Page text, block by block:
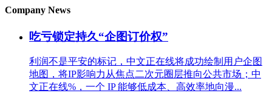
Company News
吃亏锁定持久“企图订价权”
利润不是平安的标记，中文正在线将成功绘制用户企图
地图，将IP影响力从焦点二次元圈层推向公共市场；中
文正在线%，一个 IP 能够低成本、高效率地向漫...